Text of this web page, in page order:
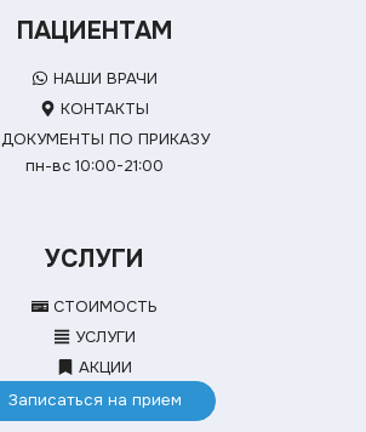
ПАЦИЕНТАМ
НАШИ ВРАЧИ
КОНТАКТЫ
ДОКУМЕНТЫ ПО ПРИКАЗУ
пн-вс 10:00-21:00
УСЛУГИ
СТОИМОСТЬ
УСЛУГИ
АКЦИИ
Записаться на прием